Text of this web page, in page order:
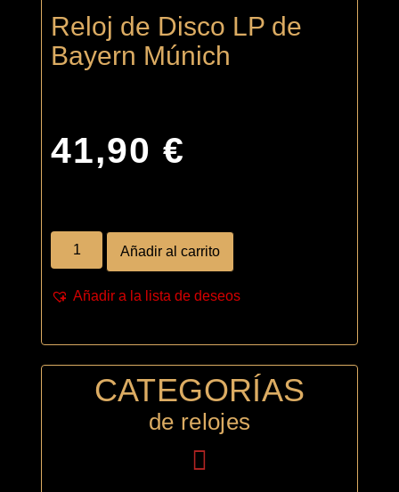
Reloj de Disco LP de
Bayern Múnich
41,90 €
Añadir al carrito
Añadir a la lista de deseos
CATEGORÍAS
de relojes